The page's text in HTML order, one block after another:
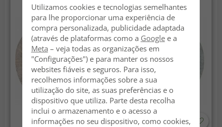
Utilizamos cookies e tecnologias semelhantes
para lhe proporcionar uma experiência de
compra personalizada, publicidade adaptada
(através de plataformas como a Googlee a
Meta – veja todas as organizações em
"Configurações") e para manter os nossos
websites fiáveis e seguros. Para isso,
recolhemos informações sobre a sua
utilização do site, as suas preferências e o
dispositivo que utiliza. Parte desta recolha
inclui o armazenamento e o acesso a
informações no seu dispositivo, como cookies,